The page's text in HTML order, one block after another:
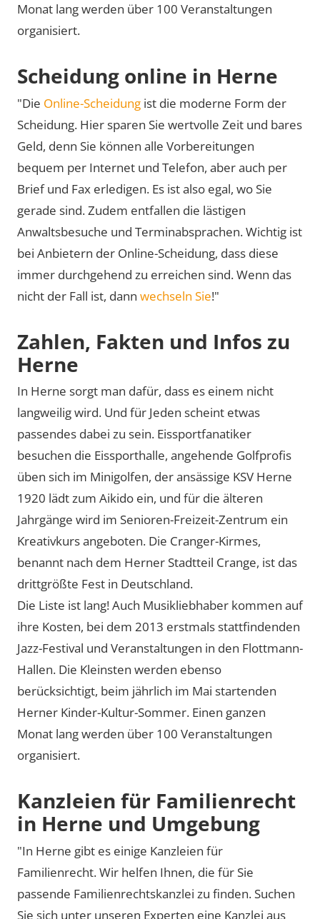
Monat lang werden über 100 Veranstaltungen
organisiert.
Scheidung online in Herne
"Die Online-Scheidung ist die moderne Form der
Scheidung. Hier sparen Sie wertvolle Zeit und bares
Geld, denn Sie können alle Vorbereitungen
bequem per Internet und Telefon, aber auch per
Brief und Fax erledigen. Es ist also egal, wo Sie
gerade sind. Zudem entfallen die lästigen
Anwaltsbesuche und Terminabsprachen. Wichtig ist
bei Anbietern der Online-Scheidung, dass diese
immer durchgehend zu erreichen sind. Wenn das
nicht der Fall ist, dann wechseln Sie!"
Zahlen, Fakten und Infos zu
Herne
In Herne sorgt man dafür, dass es einem nicht
langweilig wird. Und für Jeden scheint etwas
passendes dabei zu sein. Eissportfanatiker
besuchen die Eissporthalle, angehende Golfprofis
üben sich im Minigolfen, der ansässige KSV Herne
1920 lädt zum Aikido ein, und für die älteren
Jahrgänge wird im Senioren-Freizeit-Zentrum ein
Kreativkurs angeboten. Die Cranger-Kirmes,
benannt nach dem Herner Stadtteil Crange, ist das
drittgrößte Fest in Deutschland.
Die Liste ist lang! Auch Musikliebhaber kommen auf
ihre Kosten, bei dem 2013 erstmals stattfindenden
Jazz-Festival und Veranstaltungen in den Flottmann-
Hallen. Die Kleinsten werden ebenso
berücksichtigt, beim jährlich im Mai startenden
Herner Kinder-Kultur-Sommer. Einen ganzen
Monat lang werden über 100 Veranstaltungen
organisiert.
Kanzleien für Familienrecht
in Herne und Umgebung
"In Herne gibt es einige Kanzleien für
Familienrecht. Wir helfen Ihnen, die für Sie
passende Familienrechtskanzlei zu finden. Suchen
Sie sich unter unseren Experten eine Kanzlei aus